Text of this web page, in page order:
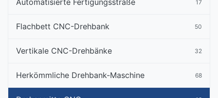
Automatisierte Fertigungsstraße 17
Flachbett CNC-Drehbank 50
Vertikale CNC-Drehbänke 32
Herkömmliche Drehbank-Maschine 68